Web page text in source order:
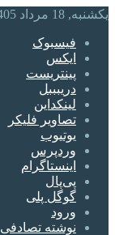
یکشنبه, 18 مرداد 1405
فیسبوک
ایکس
پینتریست
دریبببل
لینکداین
تصاویر فلیکر
یوتیوب
وردپرس
اینستاگرام
پی‌پال
گوگل پلی
ورود
نوشته تصادفی